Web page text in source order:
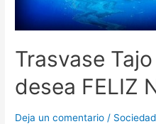
Trasvase
desea FELIZ
Deja un comentario / Sociedad